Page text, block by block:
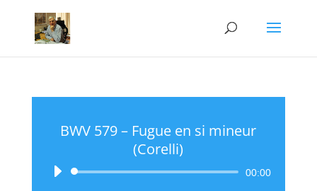
BWV 579 – Fugue en si mineur
(Corelli)
Lecteur
00:00